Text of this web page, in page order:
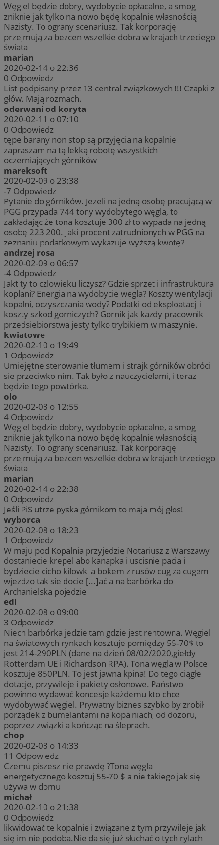
Węgiel będzie dobry, wydobycie opłacalne, a smog
zniknie jak tylko na nowo będę kopalnie własnością
Nazisty. To ograny scenariusz. Tak korporację
przejmują za bezcen wszelkie dobra w krajach trzeciego
świata
marian
2020-02-14 o 22:36
0 Odpowiedz
List podpisany przez 13 central związkowych !!! Czapki z
głów. Mają rozmach.
oderwani od koryta
2020-02-11 o 07:10
0 Odpowiedz
tępe barany non stop są przyjęcia na kopalnie
zapraszam na tą lekką robotę wszystkich
oczerniających górników
mareksoft
2020-02-09 o 23:38
-7 Odpowiedz
Pytanie do górników. Jezeli na jedną osobę pracującą w
PGG przypada 744 tony wydobytego węgla, to
zakładając że tona kosztuje 300 zł to wypada na jedną
osobę 223 200. Jaki procent zatrudnionych w PGG na
zeznaniu podatkowym wykazuje wyższą kwotę?
andrzej rosa
2020-02-09 o 06:57
-4 Odpowiedz
Jakt ty to czlowieku liczysz? Gdzie sprzet i infrastruktura
koplani? Energia na wydobycie wegla? Koszty wentylacji
kopalni, oczyszczania wody? Podatki od eksploatacji i
koszty szkod gorniczych? Gornik jak kazdy pracownik
przedsiebiorstwa jesty tylko trybikiem w maszynie.
kwiatowe
2020-02-10 o 19:49
1 Odpowiedz
Umiejętne sterowanie tłumem i strajk górników obróci
sie przeciwko nim. Tak było z nauczycielami, i teraz
będzie tego powtórka.
olo
2020-02-08 o 12:55
4 Odpowiedz
Węgiel będzie dobry, wydobycie opłacalne, a smog
zniknie jak tylko na nowo będę kopalnie własnością
Nazisty. To ograny scenariusz. Tak korporację
przejmują za bezcen wszelkie dobra w krajach trzeciego
świata
marian
2020-02-14 o 22:38
0 Odpowiedz
Jeśli PiS utrze pyska górnikom to maja mój głos!
wyborca
2020-02-08 o 18:23
1 Odpowiedz
W maju pod Kopalnia przyjedzie Notariusz z Warszawy
dostaniecie krepel abo kanapka i uscisnie pacia i
bydziecie cicho kilowki a bokem z rusów cug za cugem
wjezdzo tak sie docie [...]ać a na barbórka do
Archanielska pojedzie
edi
2020-02-08 o 09:00
3 Odpowiedz
Niech barbórka jedzie tam gdzie jest rentowna. Węgiel
na światowych rynkach kosztuje pomiędzy 55-70$ to
jest 214-290PLN (dane na dzień 08/02/2020,giełdy
Rotterdam UE i Richardson RPA). Tona węgla w Polsce
kosztuje 850PLN. To jest jawna kpina! Do tego ciągłe
dotacje, przywileje i pakiety osłonowe. Państwo
powinno wydawać koncesje każdemu kto chce
wydobywać węgiel. Prywatny biznes szybko by zrobił
porządek z bumelantami na kopalniach, od dozoru,
poprzez związki a kończąc na śleprach.
chop
2020-02-08 o 14:33
11 Odpowiedz
Czemu piszesz nie prawdę ?Tona węgla
energetycznego kosztuj 55-70 $ a nie takiego jak się
używa w domu
michał
2020-02-10 o 21:38
0 Odpowiedz
likwidować te kopalnie i związane z tym przywileje jak
się im nie podoba.Nie da się już słuchać o tych rylach